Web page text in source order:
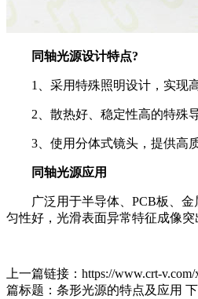
同轴光源设计特点?
1、采用特殊照明设计，实现
2、散热好、稳定性高的特殊
3、使用分体式镜头，提供高
同轴光源应用
广泛用于半导体、PCB板、金
匀性好，光滑表面异常特征成像突
上一篇链接：https://www.crt-
篇标题：条形光源的特点及应用 下